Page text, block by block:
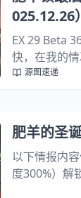
025.12.26）
EX 29 Beta
快，在我的
包括那些影
源图速递
肥羊的圣
以下情报内
度300%）解